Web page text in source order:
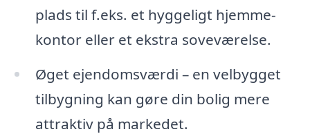
plads til f.eks. et hyggeligt hjemme-
kontor eller et ekstra soveværelse.
Øget ejendomsværdi – en velbygget
tilbygning kan gøre din bolig mere
attraktiv på markedet.